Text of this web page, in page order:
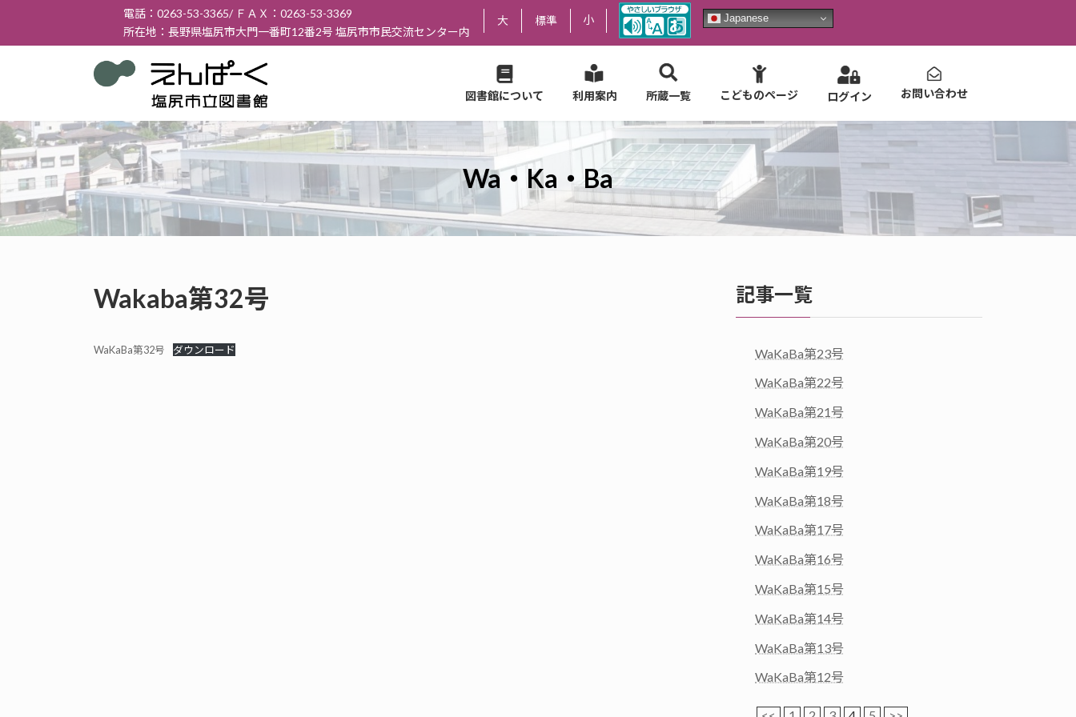
テ
ス
キ
ッ
ゲ
ン
に
移
電話：0263-53-3365/ ＦＡＸ：0263-53-3369
所在地：長野県塩尻市大門一番町12番2号 塩尻市市民交流センター内
大 標準 小 Japanese
図書館について 利用案内 所蔵一覧 こどものページ ログイン お問い合わせ
Wa・Ka・Ba
Wakaba第32号
WaKaBa第32号 ダウンロード
記事一覧
WaKaBa第23号
WaKaBa第22号
WaKaBa第21号
WaKaBa第20号
WaKaBa第19号
WaKaBa第18号
WaKaBa第17号
WaKaBa第16号
WaKaBa第15号
WaKaBa第14号
WaKaBa第13号
WaKaBa第12号